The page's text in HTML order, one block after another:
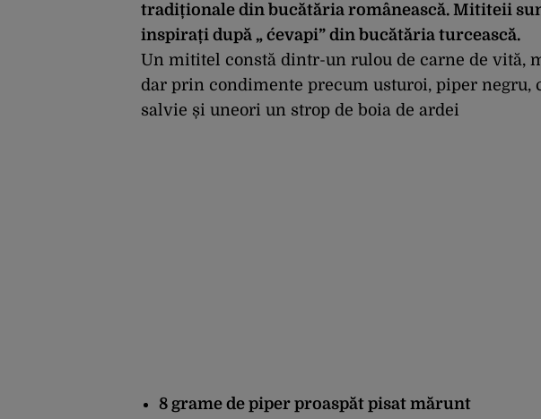
tradiționale din bucătăria românească. Mititeii
inspirați după „ ćevapi” din bucătăria turcească.
Un mititel constă dintr-un rulou de carne de vită,
dar prin condimente precum usturoi, piper negru,
salvie și uneori un strop de boia de ardei
8 grame de piper proaspăt pisat mărunt